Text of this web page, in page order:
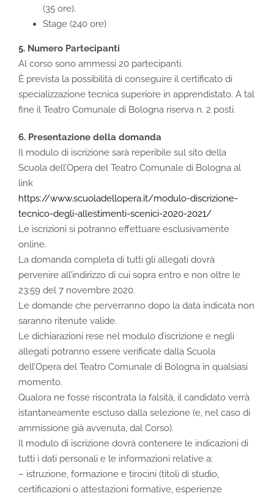
(35 ore).
Stage (240 ore)
5. Numero Partecipanti
Al corso sono ammessi 20 partecipanti.
È prevista la possibilità di conseguire il certificato di
specializzazione tecnica superiore in apprendistato. A tal
fine il Teatro Comunale di Bologna riserva n. 2 posti.
6. Presentazione della domanda
Il modulo di iscrizione sarà reperibile sul sito della
Scuola dell’Opera del Teatro Comunale di Bologna al
link
https://www.scuoladellopera.it/modulo-discrizione-
tecnico-degli-allestimenti-scenici-2020-2021/
Le iscrizioni si potranno effettuare esclusivamente
online.
La domanda completa di tutti gli allegati dovrà
pervenire all’indirizzo di cui sopra entro e non oltre le
23:59 del 7 novembre 2020.
Le domande che perverranno dopo la data indicata non
saranno ritenute valide.
Le dichiarazioni rese nel modulo d’iscrizione e negli
allegati potranno essere verificate dalla Scuola
dell’Opera del Teatro Comunale di Bologna in qualsiasi
momento.
Qualora ne fosse riscontrata la falsità, il candidato verrà
istantaneamente escluso dalla selezione (e, nel caso di
ammissione già avvenuta, dal Corso).
Il modulo di iscrizione dovrà contenere le indicazioni di
tutti i dati personali e le informazioni relative a:
– istruzione, formazione e tirocini (titoli di studio,
certificazioni o attestazioni formative, esperienze